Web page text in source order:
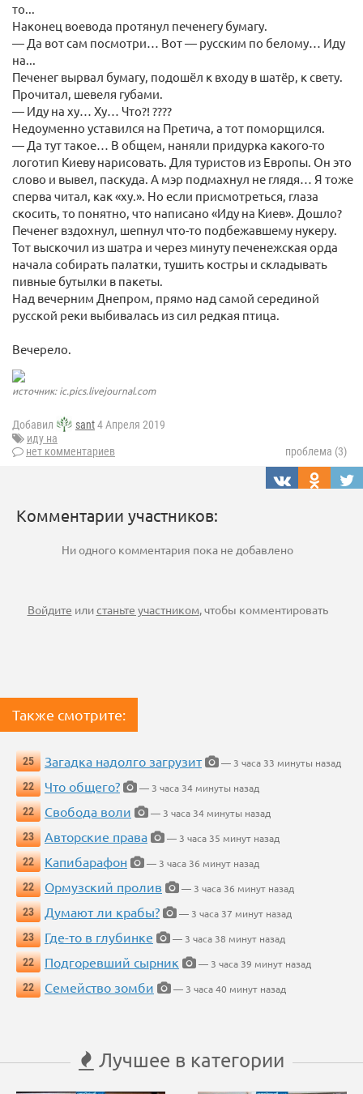
то...
Наконец воевода протянул печенегу бумагу.
— Да вот сам посмотри… Вот — русским по белому… Иду
на...
Печенег вырвал бумагу, подошёл к входу в шатёр, к свету.
Прочитал, шевеля губами.
— Иду на ху… Ху… Что?! ????
Недоуменно уставился на Претича, а тот поморщился.
— Да тут такое… В общем, наняли придурка какого-то
логотип Киеву нарисовать. Для туристов из Европы. Он это
слово и вывел, паскуда. А мэр подмахнул не глядя… Я тоже
сперва читал, как «ху.». Но если присмотреться, глаза
скосить, то понятно, что написано «Иду на Киев». Дошло?
Печенег вздохнул, шепнул что-то подбежавшему нукеру.
Тот выскочил из шатра и через минуту печенежская орда
начала собирать палатки, тушить костры и складывать
пивные бутылки в пакеты.
Над вечерним Днепром, прямо над самой серединой
русской реки выбивалась из сил редкая птица.
Вечерело.
источник: ic.pics.livejournal.com
Добавил sant4 Апреля 2019
иду на
нет комментариев
проблема (3)
Комментарии участников:
Ни одного комментария пока не добавлено
Войдите илистаньте участником, чтобы комментировать
Также смотрите:
25 Загадка надолго загрузит
— 3 часа 33 минуты назад
22
Что общего?
— 3 часа 34 минуты назад
22
Свобода воли
— 3 часа 34 минуты назад
23
Авторские права
— 3 часа 35 минут назад
22
Капибарафон
— 3 часа 36 минут назад
22
Ормузский пролив
— 3 часа 36 минут назад
23
Думают ли крабы?
— 3 часа 37 минут назад
23
Где-то в глубинке
— 3 часа 38 минут назад
22
Подгоревший сырник
— 3 часа 39 минут назад
22
Семейство зомби — 3 часа 40 минут назад
Лучшее в категории